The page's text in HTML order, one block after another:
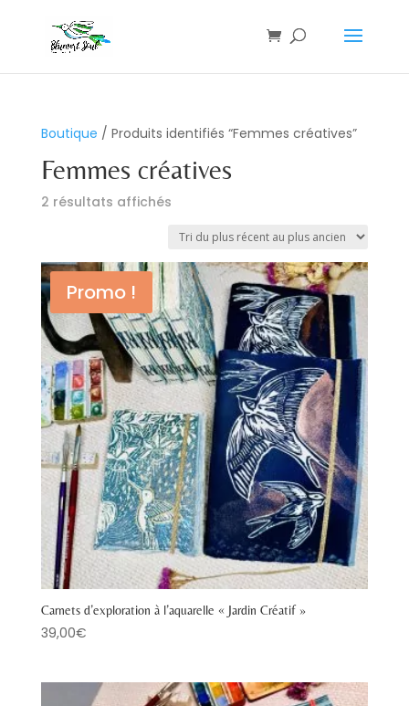
Boutique / Produits identifiés “Femmes créatives”
Femmes créatives
2 résultats affichésTrié
plus
récent
au
plus
ancien
Promo !
Carnets d’exploration à l’aquarelle « Jardin Créatif »
39,00€